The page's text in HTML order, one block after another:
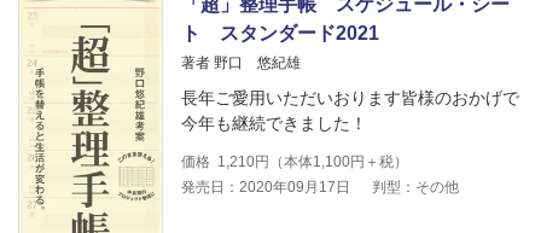
「超」整理手帳 スケジュール・シー
ト スタンダード2021
著者 野口 悠紀雄
長年ご愛用いただいおります皆様のおかげで
今年も継続できました！
価格 1,210円（本体1,100円＋税）
発売日：2020年09月17日
判型：その他